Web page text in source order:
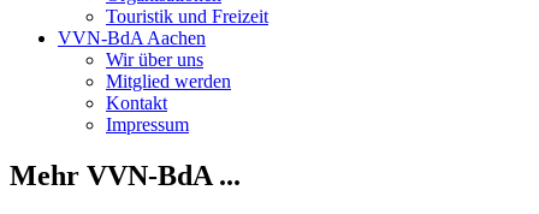
Touristik und Freizeit
VVN-BdA Aachen
Wir über uns
Mitglied werden
Kontakt
Impressum
Mehr VVN-BdA ...